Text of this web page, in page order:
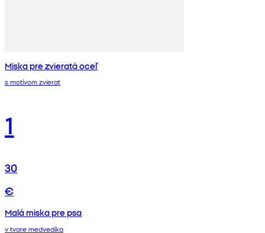
Miska pre zvieratá oceľ
s motívom zvierat
1
30
€
Malá miska pre psa
v tvare medvedíka